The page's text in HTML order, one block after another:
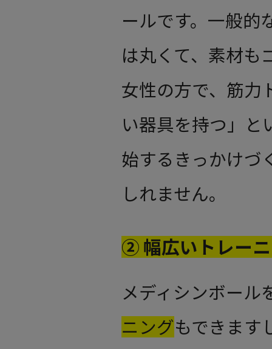
ールです。一般的
は丸くて、素材も
女性の方で、筋力
い器具を持つ」と
始するきっかけづ
しれません。
② 幅広いトレー
メディシンボール
ニングもできます